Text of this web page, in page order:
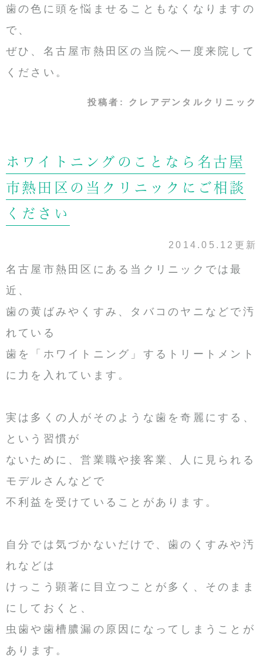
歯の色に頭を悩ませることもなくなりますの
で、
ぜひ、名古屋市熱田区の当院へ一度来院して
ください。
投稿者: クレアデンタルクリニック
ホワイトニングのことなら名古屋
市熱田区の当クリニックにご相談
ください
2014.05.12更新
名古屋市熱田区にある当クリニックでは最
近、
歯の黄ばみやくすみ、タバコのヤニなどで汚
れている
歯を「ホワイトニング」するトリートメント
に力を入れています。
実は多くの人がそのような歯を奇麗にする、
という習慣が
ないために、営業職や接客業、人に見られる
モデルさんなどで
不利益を受けていることがあります。
自分では気づかないだけで、歯のくすみや汚
れなどは
けっこう顕著に目立つことが多く、そのまま
にしておくと、
虫歯や歯槽膿漏の原因になってしまうことが
あります。